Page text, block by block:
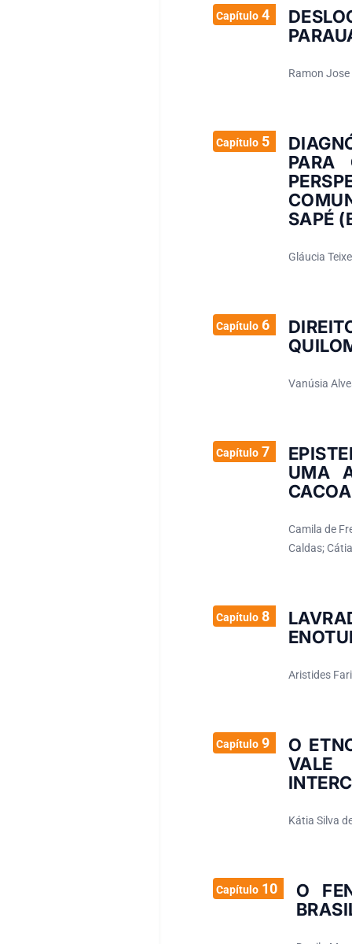
Capítulo4
Ramon
Capítulo5
PARA
SAPÉ
Gláucia
Capítulo6
Vanúsia
Capítulo7
UMA
Camila de
Caldas;
Capítulo8
Aristides
Capítulo9
O
Kátia Silva
Capítulo10
O